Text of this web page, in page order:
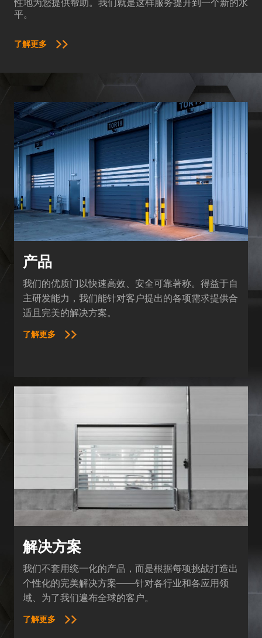
平。
了解更多
产品
我们的优质门以快速高效、安全可靠著称。得益于自
主研发能力，我们能针对客户提出的各项需求提供合
适且完美的解决方案。
了解更多
解决方案
我们不套用统一化的产品，而是根据每项挑战打造出
个性化的完美解决方案——针对各行业和各应用领
域、为了我们遍布全球的客户。
了解更多